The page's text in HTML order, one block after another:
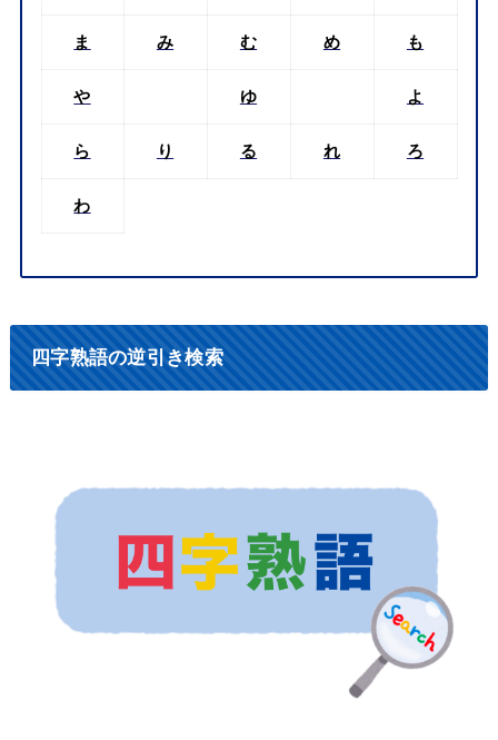
ま み む め も
や ゆ よ
ら り る れ ろ
わ
四字熟語の逆引き検索